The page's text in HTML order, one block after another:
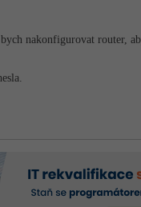
nakonfigurovat router,